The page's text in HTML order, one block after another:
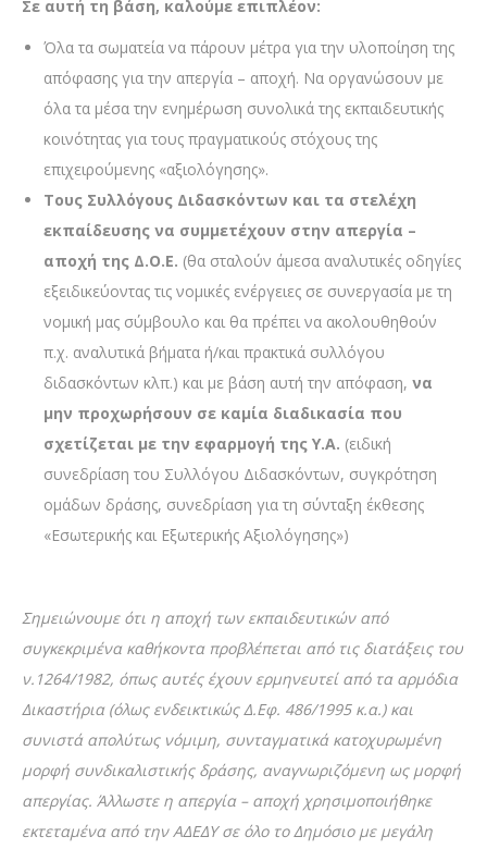
Σε αυτή τη βάση, καλούμε επιπλέον:
Όλα τα σωματεία να πάρουν μέτρα για την υλοποίηση της
απόφασης για την απεργία – αποχή. Να οργανώσουν με
όλα τα μέσα την ενημέρωση συνολικά της εκπαιδευτικής
κοινότητας για τους πραγματικούς στόχους της
επιχειρούμενης «αξιολόγησης».
Τους Συλλόγους Διδασκόντων και τα στελέχη
εκπαίδευσης να συμμετέχουν στην απεργία –
αποχή της Δ.Ο.Ε. (θα σταλούν άμεσα αναλυτικές οδηγίες
εξειδικεύοντας τις νομικές ενέργειες σε συνεργασία με τη
νομική μας σύμβουλο και θα πρέπει να ακολουθηθούν
π.χ. αναλυτικά βήματα ή/και πρακτικά συλλόγου
διδασκόντων κλπ.) και με βάση αυτή την απόφαση, να
μην προχωρήσουν σε καμία διαδικασία που
σχετίζεται με την εφαρμογή της Υ.Α. (ειδική
συνεδρίαση του Συλλόγου Διδασκόντων, συγκρότηση
ομάδων δράσης, συνεδρίαση για τη σύνταξη έκθεσης
«Εσωτερικής και Εξωτερικής Αξιολόγησης»)
Σημειώνουμε ότι η αποχή των εκπαιδευτικών από
συγκεκριμένα καθήκοντα προβλέπεται από τις διατάξεις του
ν.1264/1982, όπως αυτές έχουν ερμηνευτεί από τα αρμόδια
Δικαστήρια (όλως ενδεικτικώς Δ.Εφ. 486/1995 κ.α.) και
συνιστά απολύτως νόμιμη, συνταγματικά κατοχυρωμένη
μορφή συνδικαλιστικής δράσης, αναγνωριζόμενη ως μορφή
απεργίας. Άλλωστε η απεργία – αποχή χρησιμοποιήθηκε
εκτεταμένα από την ΑΔΕΔΥ σε όλο το Δημόσιο με μεγάλη